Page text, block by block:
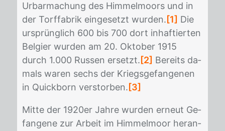
Ur­bar­ma­chung des Him­mel­moors und in
der Torf­fa­brik ein­ge­setzt wur­den. [1] Die
ur­sprüng­lich 600 bis 700 dort in­haf­tier­ten
Bel­gi­er wur­den am 20. Ok­to­ber 1915
durch 1.000 Rus­sen er­setzt. [2] Be­reits da­
mals wa­ren sechs der Kriegs­ge­fan­ge­nen
in Quick­born ver­stor­ben. [3]
Mit­te der 1920er Jah­re wur­den er­neut Ge­
fan­ge­ne zur Ar­beit im Him­mel­moor her­an­